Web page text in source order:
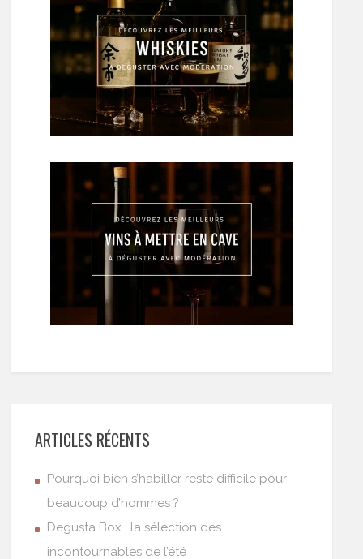
ARTICLES RÉCENTS
Pourquoi bien s’habiller reste difficile pour
beaucoup d’hommes ?
Degusta Box : la sélection des
incontournables de l’été